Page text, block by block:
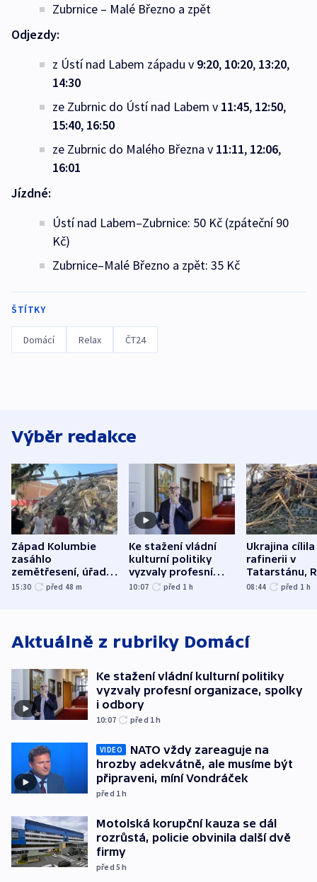
Zubrnice – Malé Březno a zpět
Odjezdy:
z Ústí nad Labem západu v 9:20, 10:20, 13:20,
14:30
ze Zubrnic do Ústí nad Labem v 11:45, 12:50,
15:40, 16:50
ze Zubrnic do Malého Března v 11:11, 12:06,
16:01
Jízdné:
Ústí nad Labem–Zubrnice: 50 Kč (zpáteční 90
Kč)
Zubrnice–Malé Březno a zpět: 35 Kč
ŠTÍTKY
Domácí Relax ČT24
Výběr redakce
Západ Kolumbie
zasáhlo
zemětřesení, úřady
hlásí přes sto obětí
15:30 před 48 m
Ke stažení vládní
kulturní politiky
vyzvaly profesní
organizace, spolky i
10:07 před 1 h
Ukrajina cílila
rafinerii v
Tatarstánu,
útočilo na
08:44 před 1 h
Aktuálně z rubriky Domácí
Ke stažení vládní kulturní politiky
vyzvaly profesní organizace, spolky
i odbory
10:07 před 1h
VIDEO
NATO vždy zareaguje na
hrozby adekvátně, ale musíme být
připraveni, míní Vondráček
před 1h
Motolská korupční kauza se dál
rozrůstá, policie obvinila další dvě
firmy
před 5h